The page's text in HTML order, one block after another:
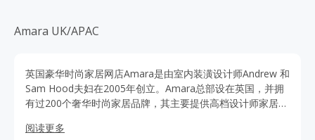
Amara UK/APAC
英国豪华时尚家居网店Amara是由室内装潢设计师Andrew 和
Sam Hood夫妇在2005年创立。Amara总部设在英国，并拥
有过200个奢华时尚家居品牌，其主要提供高档设计师家居用
Lauren 百货在英国指定的唯一家居用品分销合作商。Amara
阅读更多